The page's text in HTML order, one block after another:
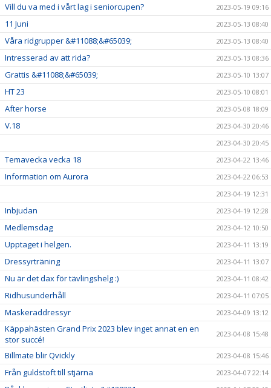
Vill du va med i vårt lag i seniorcupen? 2023-05-19 09:16
11 Juni 2023-05-13 08:40
Våra ridgrupper &#11088;&#65039; 2023-05-13 08:40
Intresserad av att rida? 2023-05-13 08:36
Grattis &#11088;&#65039; 2023-05-10 13:07
HT 23 2023-05-10 08:01
After horse 2023-05-08 18:09
V.18
2023-04-30 20:46
2023-04-30 20:45
Temavecka vecka 18 2023-04-22 13:46
Information om Aurora
2023-04-22 06:53
2023-04-19 12:31
Inbjudan 2023-04-19 12:28
Medlemsdag 2023-04-12 10:50
Upptaget i helgen. 2023-04-11 13:19
Dressyrträning 2023-04-11 13:07
Nu är det dax för tävlingshelg :) 2023-04-11 08:42
Ridhusunderhåll 2023-04-11 07:05
Maskeraddressyr 2023-04-09 13:12
Käppahästen Grand Prix 2023 blev inget annat en en
stor succé!
2023-04-08 15:48
Billmate blir Qvickly 2023-04-08 15:46
Från guldstoft till stjärna 2023-04-07 22:14